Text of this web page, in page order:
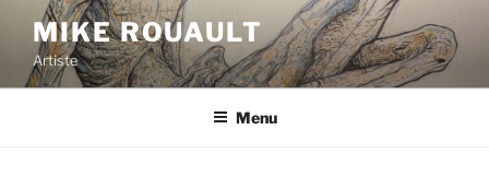
contenu
principal
MIKE ROUAULT
Artiste
Menu